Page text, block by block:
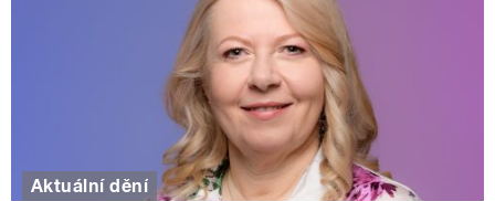
Aktuální dění